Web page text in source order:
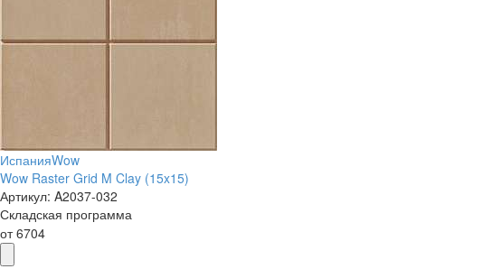
ИспанияWow
Wow Raster Grid M Clay (15x15)
Артикул: A2037-032
Складская программа
от6704